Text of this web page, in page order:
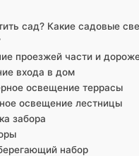
сад? Какие садовые
проезжей части и
входа в дом
освещение террасы
освещение лестницы
забора
набор